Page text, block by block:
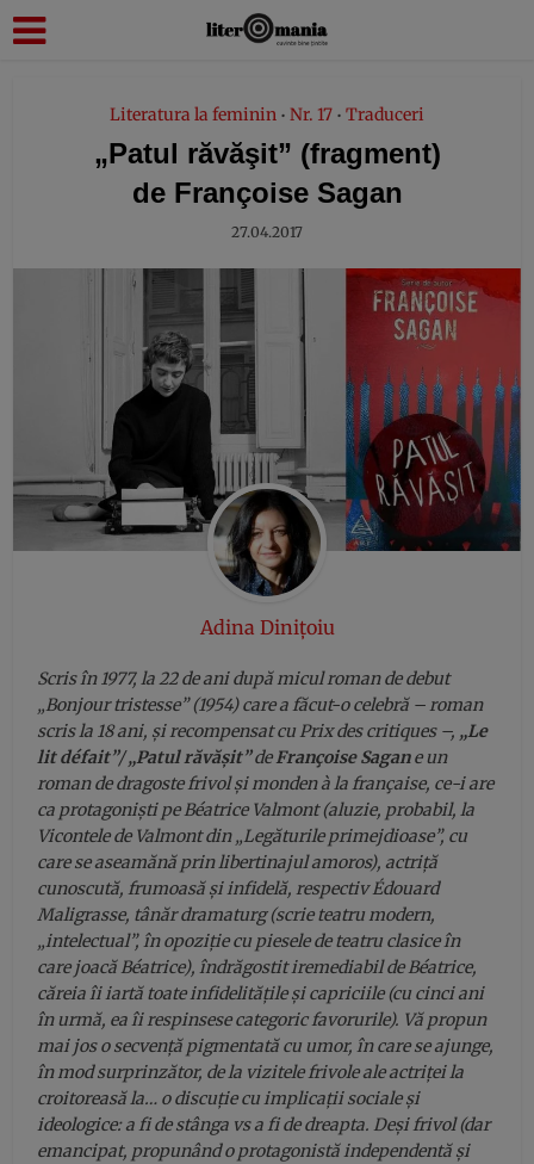
Literatura la feminin • Nr. 17 • Traduceri
„Patul răvăşit” (fragment)
de Françoise Sagan
27.04.2017
Adina Dinițoiu
Scris în 1977, la 22 de ani după micul roman de debut
„Bonjour tristesse” (1954) care a făcut-o celebră – roman
scris la 18 ani, şi recompensat cu Prix des critiques –, „Le
lit défait”/„Patul răvăşit”deFrançoise Sagane un
roman de dragoste frivol şi monden à la française, ce-i are
ca protagonişti pe Béatrice Valmont (aluzie, probabil, la
Vicontele de Valmont din „Legăturile primejdioase”, cu
care se aseamănă prin libertinajul amoros), actriţă
cunoscută, frumoasă şi infidelă, respectiv Édouard
Maligrasse, tânăr dramaturg (scrie teatru modern,
„intelectual”, în opoziţie cu piesele de teatru clasice în
care joacă Béatrice), îndrăgostit iremediabil de Béatrice,
căreia îi iartă toate infidelităţile şi capriciile (cu cinci ani
în urmă, ea îi respinsese categoric favorurile). Vă propun
mai jos o secvenţă pigmentată cu umor, în care se ajunge,
în mod surprinzător, de la vizitele frivole ale actriţei la
croitoreasă la… o discuţie cu implicaţii sociale şi
ideologice: a fi de stânga vs a fi de dreapta. Deşi frivol (dar
emancipat, propunând o protagonistă independentă şi
modal-check